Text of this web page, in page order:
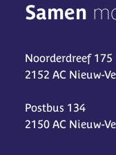
Samen
Noorderdreef 175
2152 AC Nieuw-
Postbus 134
2150 AC Nieuw-